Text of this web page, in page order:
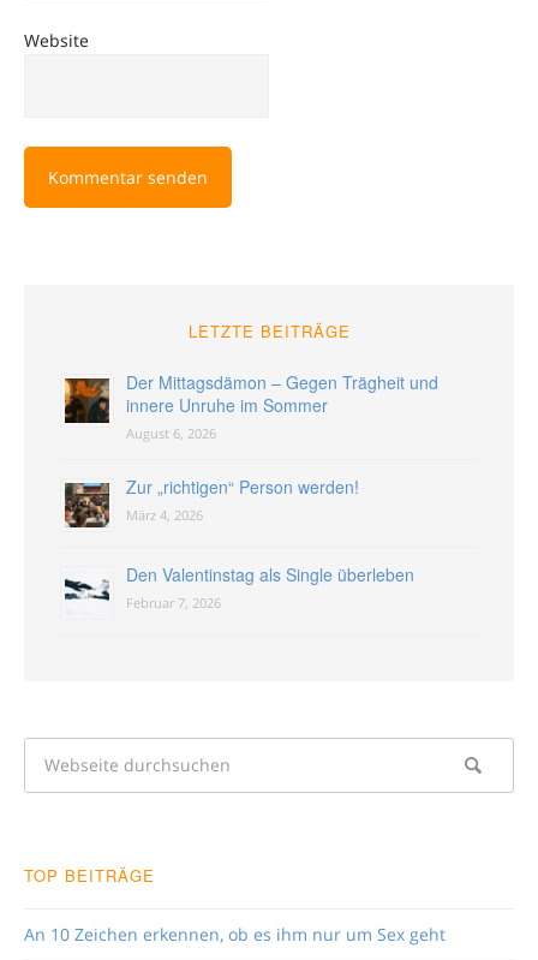
Website
LETZTE BEITRÄGE
Der Mittagsdämon – Gegen Trägheit und
innere Unruhe im Sommer
August 6, 2026
Zur „richtigen“ Person werden!
März 4, 2026
Den Valentinstag als Single überleben
Februar 7, 2026
TOP BEITRÄGE
An 10 Zeichen erkennen, ob es ihm nur um Sex geht